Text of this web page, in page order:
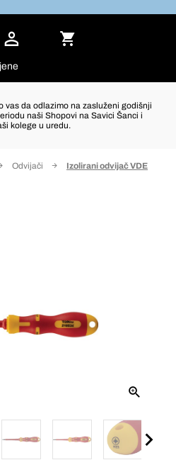
vas da odlazimo na zasluženi godišnji
naši Shopovi na Savici Šanci i
kolege u uredu.
Odvijači Izolirani odvijač VDE